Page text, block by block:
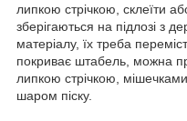
липкою стрічкою, склеїти
зберігаються на підлозі з
матеріалу, їх треба
покриває штабель, можна
липкою стрічкою,
шаром піску.